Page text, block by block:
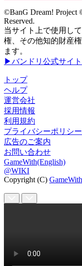
©BanG Dream! Project
Reserved.
当サイト上で使用し
権、その他知的財産
ます。
▶バンドリ公式サイト
トップ
ヘルプ
運営会社
採用情報
利用規約
プライバシーポリシー
広告のご案内
お問い合わせ
GameWith(English)
@WIKI
Copyright (C) GameWith